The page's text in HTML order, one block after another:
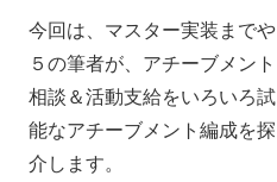
今回は、マスター実装まで
５の筆者が、アチーブメン
相談＆活動支給をいろいろ
能なアチーブメント編成を
介します。